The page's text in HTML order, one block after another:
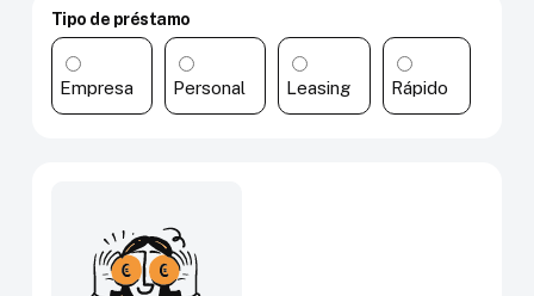
Tipo de préstamo
Empresa Personal Leasing Rápido